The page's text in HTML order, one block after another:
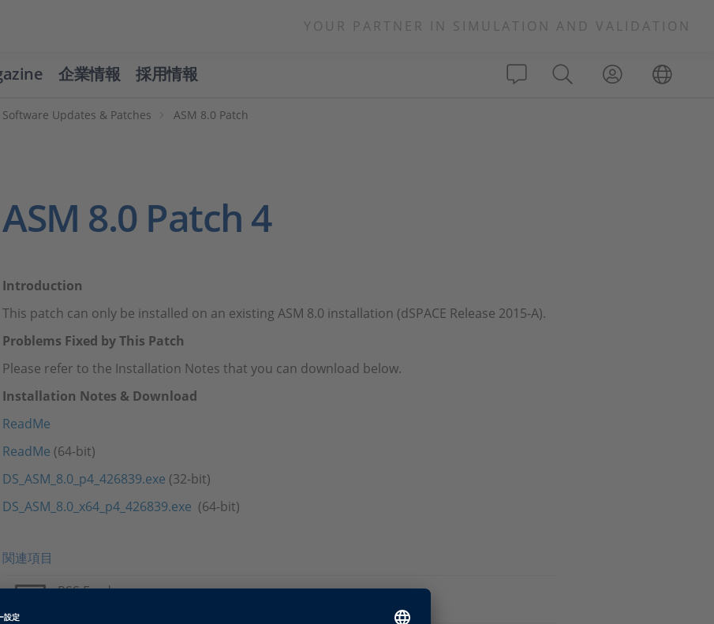
YOUR PARTNER IN SIMULATION AND VALIDATION
企業情報 採用情報
Software Updates & Patches ASM 8.0 Patch
ASM 8.0 Patch 4
Introduction
This patch can only be installed on an existing ASM 8.0 installation (dSPACE Release 2015-A).
Problems Fixed by This Patch
Please refer to the Installation Notes that you can download below.
Installation Notes & Download
ReadMe
ReadMe (64-bit)
DS_ASM_8.0_p4_426839.exe (32-bit)
DS_ASM_8.0_x64_p4_426839.exe (64-bit)
関連項目
RSS Feed